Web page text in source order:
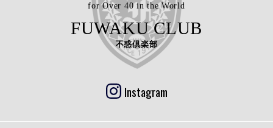
for Over 40 in the World
FUWAKU CLUB
不惑倶楽部
Instagram